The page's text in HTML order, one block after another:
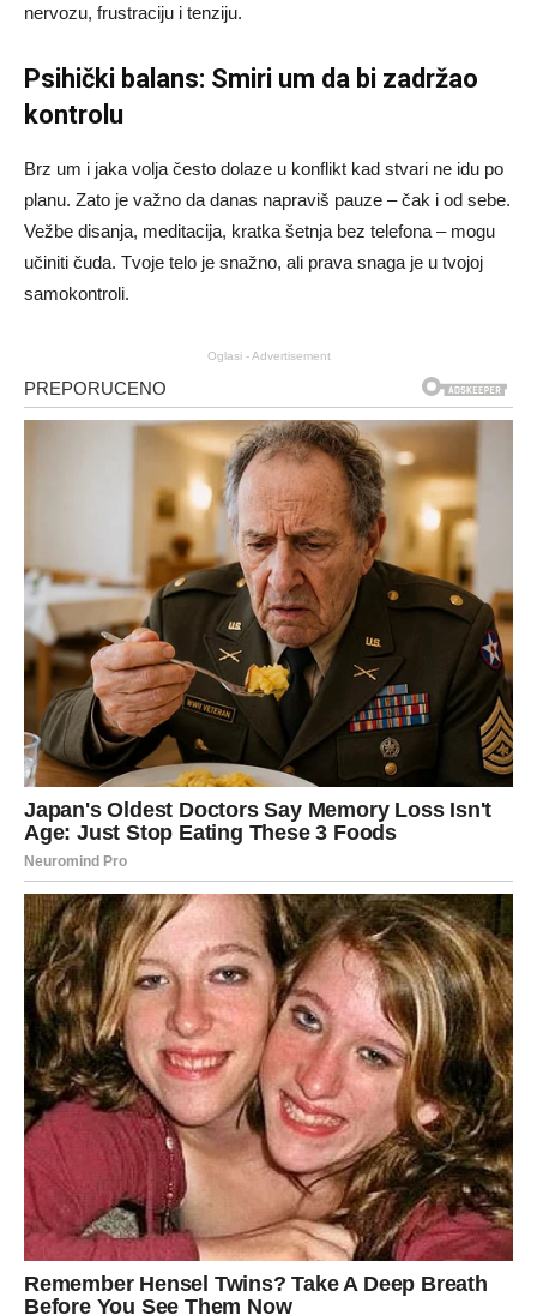
nervozu, frustraciju i tenziju.
Psihički balans: Smiri um da bi zadržao
kontrolu
Brz um i jaka volja često dolaze u konflikt kad stvari ne idu po
planu. Zato je važno da danas napraviš pauze – čak i od sebe.
Vežbe disanja, meditacija, kratka šetnja bez telefona – mogu
učiniti čuda. Tvoje telo je snažno, ali prava snaga je u tvojoj
samokontroli.
Oglasi - Advertisement